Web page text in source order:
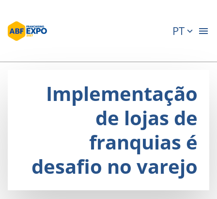
PT
Implementação
de lojas de
franquias é
desafio no varejo